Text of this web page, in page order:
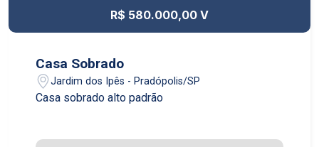
R$ 580.000,00 V
Casa Sobrado
Jardim dos Ipês - Pradópolis/SP
Casa sobrado alto padrão